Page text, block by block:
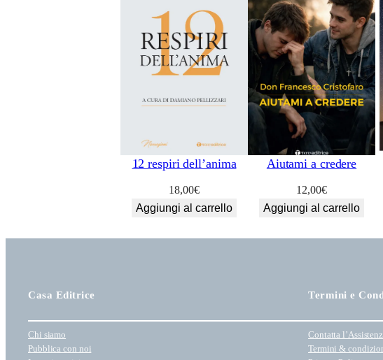
12 respiri dell’anima
18,00€
Aggiungi al carrello
Aiutami a credere
12,00€
Aggiungi al carrello
Casa Editrice
Chi siamo
Pubblica con noi
Termini e
Contatta
Termini &